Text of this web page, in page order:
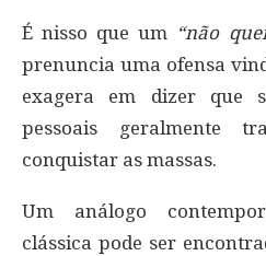
É nisso que um “não
prenuncia uma ofensa
exagera em dizer que
pessoais geralmente
conquistar as massas.
Um análogo
clássica pode ser